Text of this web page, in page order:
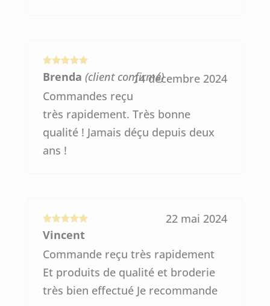
Note
sur
5
Brenda (client confirmé)14 décembre 2024
Commandes reçu
très rapidement. Très bonne
qualité ! Jamais déçu depuis deux
ans !
Note
sur
5
Vincent
22 mai 2024
Commande reçu très rapidement
Et produits de qualité et broderie
très bien effectué Je recommande